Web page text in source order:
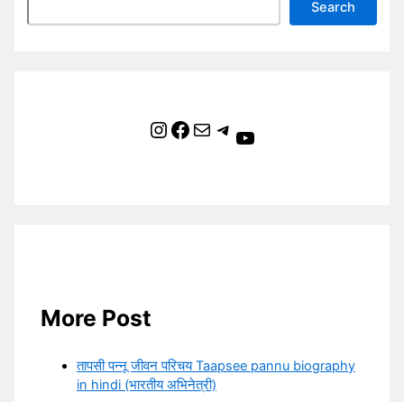
Search
Instagram Facebook Mail Telegram YouTube
More Post
तापसी पन्नू जीवन परिचय Taapsee pannu biography
in hindi (भारतीय अभिनेत्री)